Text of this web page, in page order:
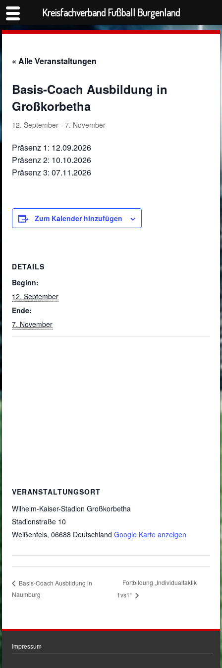
« Alle Veranstaltungen
Basis-Coach Ausbildung in
Großkorbetha
12. September -7. November
Präsenz 1: 12.09.2026
Präsenz 2: 10.10.2026
Präsenz 3: 07.11.2026
Zum Kalender hinzufügen
DETAILS
Beginn:
12. September
Ende:
7. November
VERANSTALTUNGSORT
Wilhelm-Kaiser-Stadion Großkorbetha
Stadionstraße 10
Weißenfels, 06688 Deutschland Google Karte anzeigen
Basis-Coach Ausbildung in
Naumburg
Fortbildung „Individualtaktik
1vs1“
Impressum
Kreisfachverband Fußball Burgenland